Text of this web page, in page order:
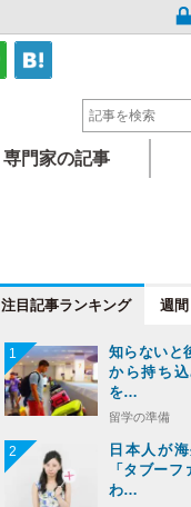
専門家の記事
注目記事 週間
1
知らないと
から持ち
を…
留学の準備
2
日本人が
「タブー
わ…